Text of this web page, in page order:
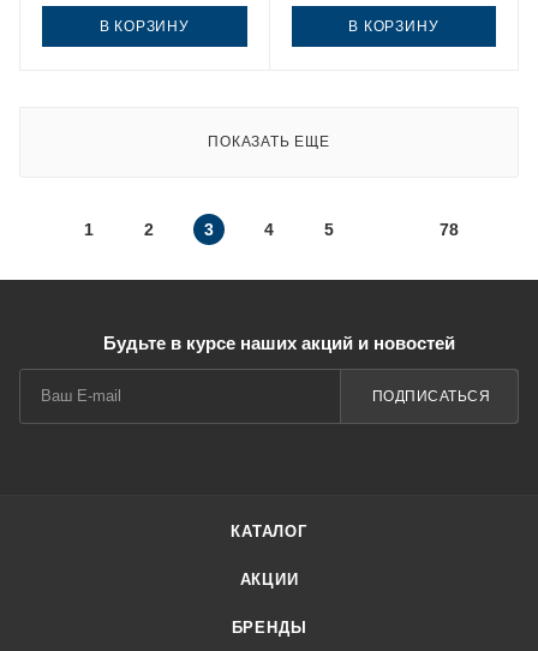
В КОРЗИНУ В КОРЗИНУ
ПОКАЗАТЬ ЕЩЕ
1 2 3 4 5 78
Будьте в курсе наших акций и новостей
ПОДПИСАТЬСЯ
КАТАЛОГ
АКЦИИ
БРЕНДЫ